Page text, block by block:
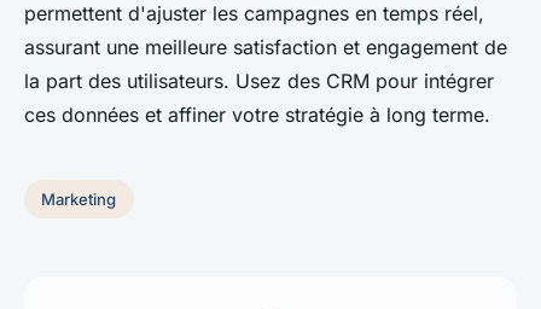
permettent d'ajuster les campagnes en temps réel,
assurant une meilleure satisfaction et engagement de
la part des utilisateurs. Usez des CRM pour intégrer
ces données et affiner votre stratégie à long terme.
Marketing